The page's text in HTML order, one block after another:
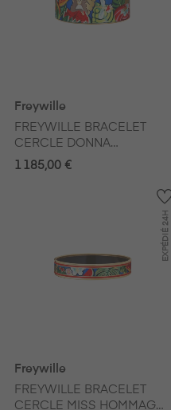
Freywille
FREYWILLE BRACELET
CERCLE DONNA
HOMMAGE A FRIDA
1 185,00 €
EXPÉDIÉ
24H
Freywille
FREYWILLE BRACELET
CERCLE MISS HOMMAGE